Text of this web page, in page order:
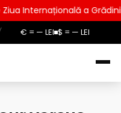
€ = — LEI $ = — LEI
a Grădinilor Zoologice